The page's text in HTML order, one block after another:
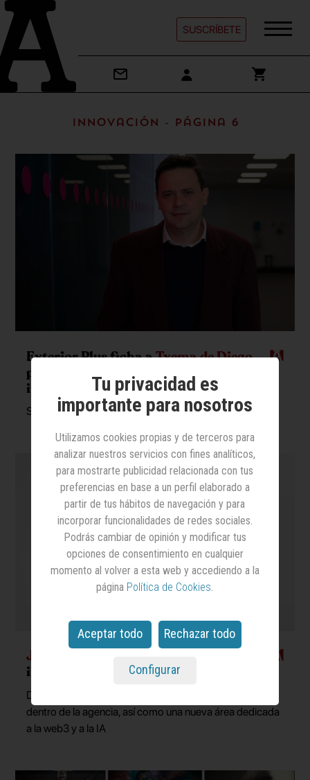
SUSCRÍBETE
Innovación - Página 6
Exterior Plus ficha aTxema de Diego
para reforzar su área creativa y de
innovación
Se incorpora como responsable de Hype
Jacobo Zelada
innovation officer’ de Apple Tree
Dirigirá el desarrollo de nuevas soluciones tecnológicas
dentro de la agencia, así como una nueva área dedicada
a la web3 y a la IA
Tu privacidad es
importante para nosotros
Utilizamos cookies propias y de terceros para
analizar nuestros servicios con fines analíticos,
para mostrarte publicidad relacionada con tus
preferencias en base a un perfil elaborado a
partir de tus hábitos de navegación y para
incorporar funcionalidades de redes sociales.
Podrás cambiar de opinión y modificar tus
opciones de consentimiento en cualquier
momento al volver a esta web y accediendo a la
página Política de Cookies.
Aceptar todo Rechazar todo
Configurar